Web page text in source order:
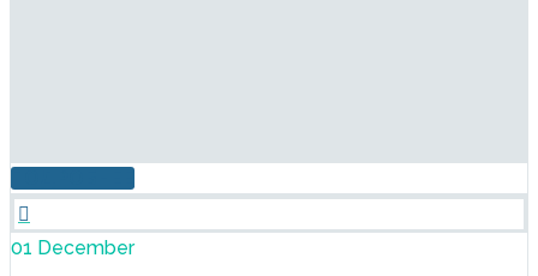

01 December